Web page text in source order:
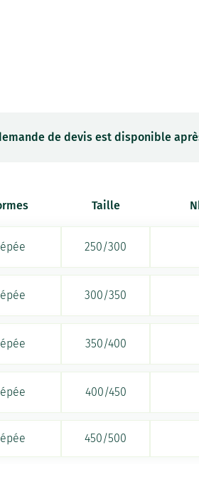
de devis est disponible
Taille
250/300
300/350
350/400
400/450
450/500